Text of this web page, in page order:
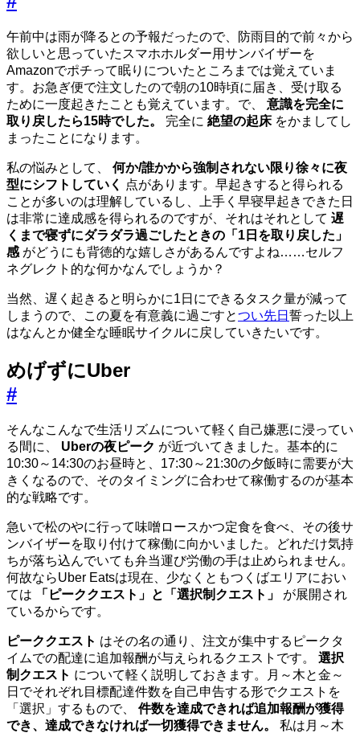
午前中は雨が降るとの予報だったので、防雨目的で前々から
欲しいと思っていたスマホホルダー用サンバイザーを
Amazonでポチって眠りについたところまでは覚えていま
す。お急ぎ便で注文したので朝の10時頃に届き、受け取る
ために一度起きたことも覚えています。で、 意識を完全に
取り戻したら15時でした。
完全に 絶望の起床をかましてし
まったことになります。
私の悩みとして、 何か/誰かから強制されない限り徐々に夜
型にシフトしていく
点があります。早起きすると得られる
ことが多いのは理解しているし、上手く早寝早起きできた日
は非常に達成感を得られるのですが、それはそれとして 遅
くまで寝ずにダラダラ過ごしたときの「1日を取り戻した」
感 がどうにも背徳的な嬉しさがあるんですよね……セルフ
ネグレクト的な何かなんでしょうか？
当然、遅く起きると明らかに1日にできるタスク量が減って
しまうので、この夏を有意義に過ごすとつい先日 誓った以上
はなんとか健全な睡眠サイクルに戻していきたいです。
めげずにUber
#
そんなこんなで生活リズムについて軽く自己嫌悪に浸ってい
る間に、 Uberの夜ピーク が近づいてきました。基本的に
10:30～14:30のお昼時と、17:30～21:30の夕飯時に需要が大
きくなるので、そのタイミングに合わせて稼働するのが基本
的な戦略です。
急いで松のやに行って味噌ロースかつ定食を食べ、その後サ
ンバイザーを取り付けて稼働に向かいました。どれだけ気持
ちが落ち込んでいても弁当運び労働の手は止められません。
何故ならUber Eatsは現在、少なくともつくばエリアにおい
ては
「ピーククエスト」と「選択制クエスト」
が展開され
ているからです。
ピーククエスト はその名の通り、注文が集中するピークタ
イムでの配達に追加報酬が与えられるクエストです。 選択
制クエスト について軽く説明しておきます。月～木と金～
日でそれぞれ目標配達件数を自己申告する形でクエストを
「選択」するもので、 件数を達成できれば追加報酬が獲得
でき、達成できなければ一切獲得できません。
私は月～木